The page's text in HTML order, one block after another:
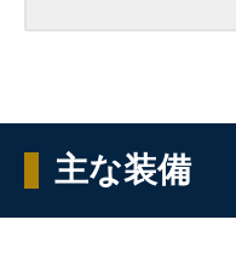
主な装備